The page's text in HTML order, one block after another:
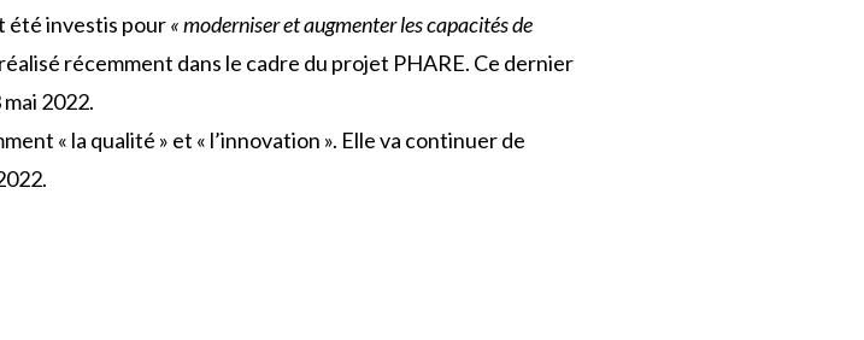
été investis pour« moderniser et augmenter les capacités de
récemment dans le cadre du projet PHARE. Ce dernier
2022.
« la qualité » et « l’innovation ». Elle va continuer de